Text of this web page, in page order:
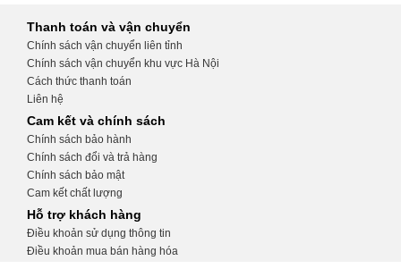
Thanh toán và vận chuyển
Chính sách vận chuyển liên tỉnh
Chính sách vận chuyển khu vực Hà Nội
Cách thức thanh toán
Liên hệ
Cam kết và chính sách
Chính sách bảo hành
Chính sách đổi và trả hàng
Chính sách bảo mật
Cam kết chất lượng
Hỗ trợ khách hàng
Điều khoản sử dụng thông tin
Điều khoản mua bán hàng hóa